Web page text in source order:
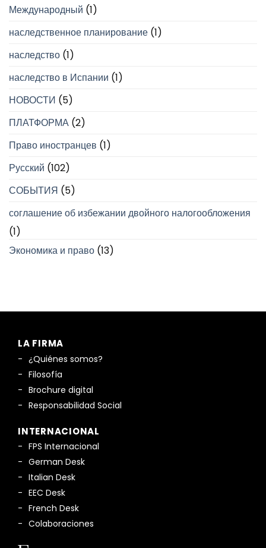
Международный (1)
наследственное планирование (1)
наследство (1)
наследство в Испании (1)
НОВОСТИ (5)
ПЛАТФОРМА (2)
Право иностранцев (1)
Русский (102)
СОБЫТИЯ (5)
соглашение об избежании двойного налогообложения
(1)
Экономика и право (13)
LA FIRMA
¿Quiénes somos?
Filosofía
Brochure digital
Responsabilidad Social
INTERNACIONAL
FPS Internacional
German Desk
Italian Desk
EEC Desk
French Desk
Colaboraciones